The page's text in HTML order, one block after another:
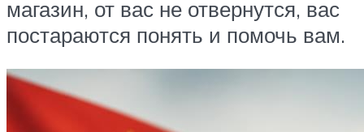
магазин, от вас не отвернутся, вас
постараются понять и помочь вам.